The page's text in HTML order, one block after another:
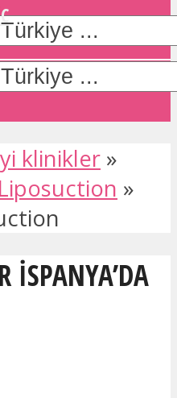
klinikler »
Liposuction »
İSPANYA’DA